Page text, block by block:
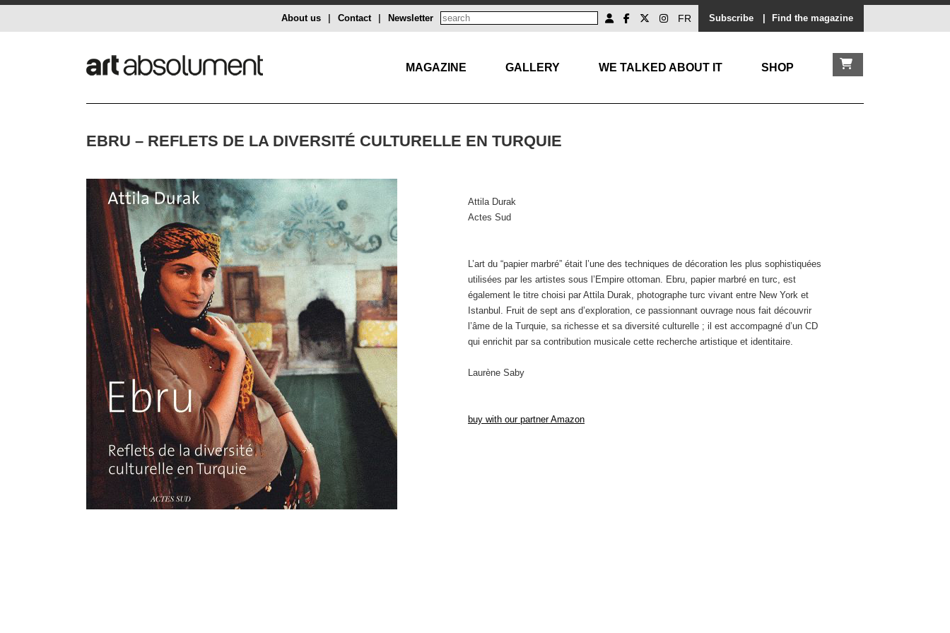
Subscribe Find the magazine
FR
Newsletter
Contact
About us
MAGAZINE GALLERY WE TALKED ABOUT IT SHOP
EBRU – REFLETS DE LA DIVERSITÉ CULTURELLE EN TURQUIE
Attila Durak
Actes Sud
L’art du “papier marbré” était l’une des techniques de décoration les plus sophistiquées
utilisées par les artistes sous l’Empire ottoman. Ebru, papier marbré en turc, est
également le titre choisi par Attila Durak, photographe turc vivant entre New York et
Istanbul. Fruit de sept ans d’exploration, ce passionnant ouvrage nous fait découvrir
l’âme de la Turquie, sa richesse et sa diversité culturelle ; il est accompagné d’un CD
qui enrichit par sa contribution musicale cette recherche artistique et identitaire.
Laurène Saby
buy with our partner Amazon